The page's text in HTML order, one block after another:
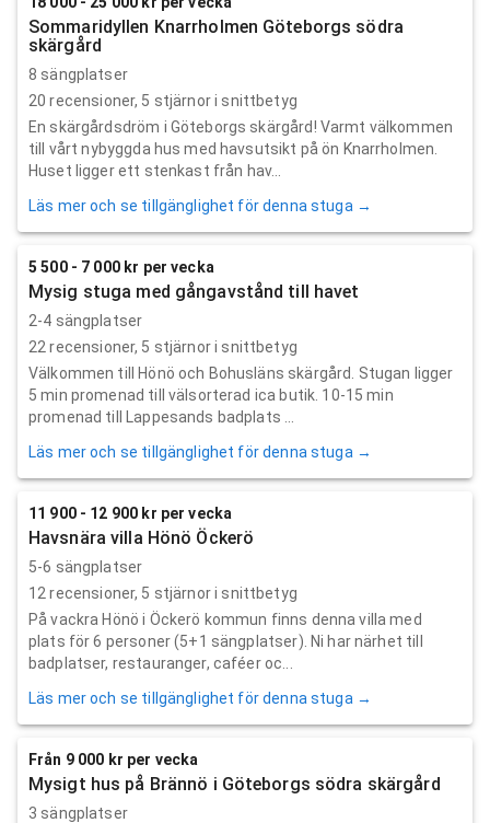
Sommaridyllen Knarrholmen Göteborgs södra
skärgård
8 sängplatser
20 recensioner, 5 stjärnor i snittbetyg
En skärgårdsdröm i Göteborgs skärgård! Varmt välkommen
till vårt nybyggda hus med havsutsikt på ön Knarrholmen.
Huset ligger ett stenkast från hav...
Läs mer och se tillgänglighet för denna stuga →
5 500 - 7 000 kr per vecka
Mysig stuga med gångavstånd till havet
2-4 sängplatser
22 recensioner, 5 stjärnor i snittbetyg
Välkommen till Hönö och Bohusläns skärgård. Stugan ligger
5 min promenad till välsorterad ica butik. 10-15 min
promenad till Lappesands badplats ...
Läs mer och se tillgänglighet för denna stuga →
11 900 - 12 900 kr per vecka
Havsnära villa Hönö Öckerö
5-6 sängplatser
12 recensioner, 5 stjärnor i snittbetyg
På vackra Hönö i Öckerö kommun finns denna villa med
plats för 6 personer (5+1 sängplatser). Ni har närhet till
badplatser, restauranger, caféer oc...
Läs mer och se tillgänglighet för denna stuga →
Från 9 000 kr per vecka
Mysigt hus på Brännö i Göteborgs södra skärgård
3 sängplatser